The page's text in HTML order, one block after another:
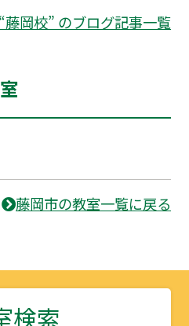
“藤岡校” のブログ記事一覧
藤岡市の教室一覧に戻る
検索